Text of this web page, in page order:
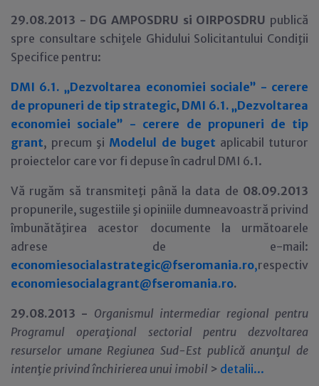
29.08.2013 - DG AMPOSDRU si OIRPOSDRU publică
spre consultare schiţele Ghidului Solicitantului Condiţii
Specifice pentru:
DMI 6.1. „Dezvoltarea economiei sociale” - cerere
de propuneri de tip strategic, DMI 6.1. „Dezvoltarea
economiei sociale” - cerere de propuneri de tip
grant, precum şi Modelul de buget aplicabil tuturor
proiectelor care vor fi depuse în cadrul DMI 6.1.
Vă rugăm să transmiteţi până la data de 08.09.2013
propunerile, sugestiile şi opiniile dumneavoastră privind
îmbunătăţirea acestor documente la următoarele
adrese de e-mail:
economiesocialastrategic@fseromania.ro,respectiv
economiesocialagrant@fseromania.ro.
29.08.2013 - Organismul intermediar regional pentru
Programul operaţional sectorial pentru dezvoltarea
resurselor umane Regiunea Sud-Est publică anunţul de
intenţie privind închirierea unui imobil > detalii...